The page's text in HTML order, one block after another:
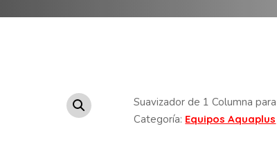
Suavizador de 1 Columna
Categoría: Equipos Aquaplus